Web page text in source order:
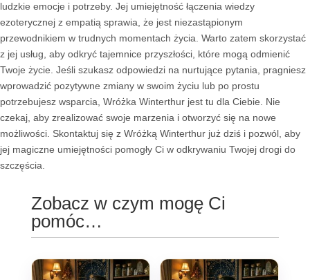
ludzkie emocje i potrzeby. Jej umiejętność łączenia wiedzy
ezoterycznej z empatią sprawia, że jest niezastąpionym
przewodnikiem w trudnych momentach życia. Warto zatem skorzystać
z jej usług, aby odkryć tajemnice przyszłości, które mogą odmienić
Twoje życie. Jeśli szukasz odpowiedzi na nurtujące pytania, pragniesz
wprowadzić pozytywne zmiany w swoim życiu lub po prostu
potrzebujesz wsparcia, Wróżka Winterthur jest tu dla Ciebie. Nie
czekaj, aby zrealizować swoje marzenia i otworzyć się na nowe
możliwości. Skontaktuj się z Wróżką Winterthur już dziś i pozwól, aby
jej magiczne umiejętności pomogły Ci w odkrywaniu Twojej drogi do
szczęścia.
Zobacz w czym mogę Ci
pomóc…